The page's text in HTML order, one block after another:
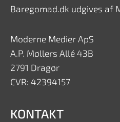
Baregomad.dk udgives af
Moderne Medier ApS
A.P. Møllers Allé 43B
2791 Dragør
CVR: 42394157
KONTAKT